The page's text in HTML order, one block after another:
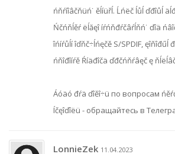
ńňŕíîâčňüń˙ ěĺíüřĺ. Ĺńëč ĺůĺ ďđîůĺ
Ńčńňĺěŕ ëĺăęî íŕńňđŕčâŕĺňń˙ ďîä
îńíŕůĺí îďňč÷ĺńęčě S/SPDIF, ęîňîđűĺ
ńňîđîíŕě Ŕíäđîčä ďđčńňŕâęč ę
Áóäó đŕä ďîěî÷ü по вопросам
Íčęîďîëü - обращайтесь в
LonnieZek 11.04.2023